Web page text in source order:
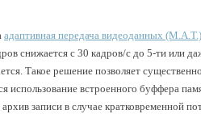
адаптивная передача видеоданных (M.A.T.)
снижается с 30 кадров/с до 5-ти или
Такое решение позволяет
использование встроенного буффера
записи в случае кратковременной